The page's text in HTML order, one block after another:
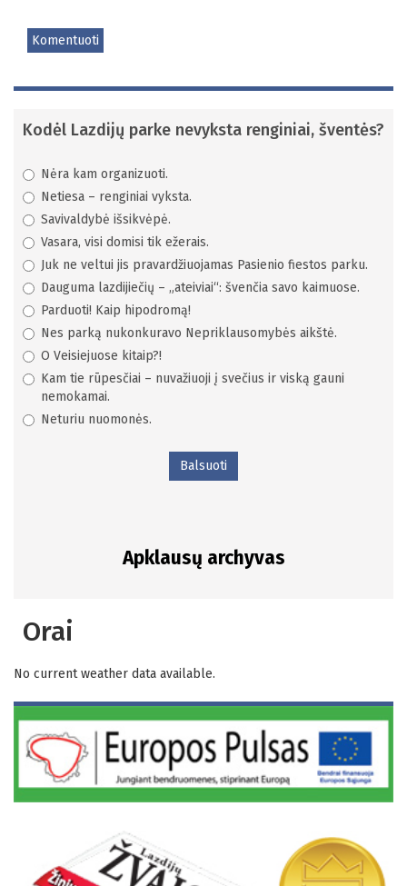
Komentuoti
Kodėl Lazdijų parke nevyksta renginiai, šventės?
Nėra kam organizuoti.
Netiesa – renginiai vyksta.
Savivaldybė išsikvėpė.
Vasara, visi domisi tik ežerais.
Juk ne veltui jis pravardžiuojamas Pasienio fiestos parku.
Dauguma lazdijiečių – „ateiviai“: švenčia savo kaimuose.
Parduoti! Kaip hipodromą!
Nes parką nukonkuravo Nepriklausomybės aikštė.
O Veisiejuose kitaip?!
Kam tie rūpesčiai – nuvažiuoji į svečius ir viską gauni
nemokamai.
Neturiu nuomonės.
Balsuoti
Apklausų archyvas
Orai
No current weather data available.